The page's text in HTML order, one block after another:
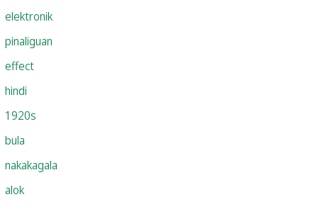
elektronik
pinaliguan
effect
hindi
1920s
bula
nakakagala
alok